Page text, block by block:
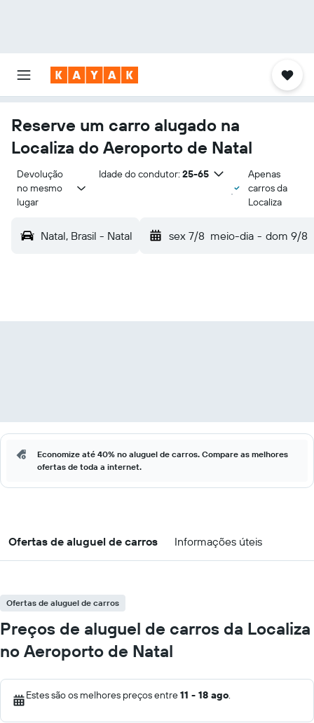
Reserve um carro alugado na
Localiza do Aeroporto de Natal
Devolução
no mesmo
lugar
Idade do condutor: 25-65
Apenas
carros da
Localiza
Natal, Brasil - Natal sex 7/8 meio-dia - dom 9/8
Economize até 40% no aluguel de carros. Compare as melhores
ofertas de toda a internet.
Ofertas de aluguel de carros Informações úteis
Ofertas de aluguel de carros
Preços de aluguel de carros da Localiza
no Aeroporto de Natal
Estes são os melhores preços entre11 - 18 ago.